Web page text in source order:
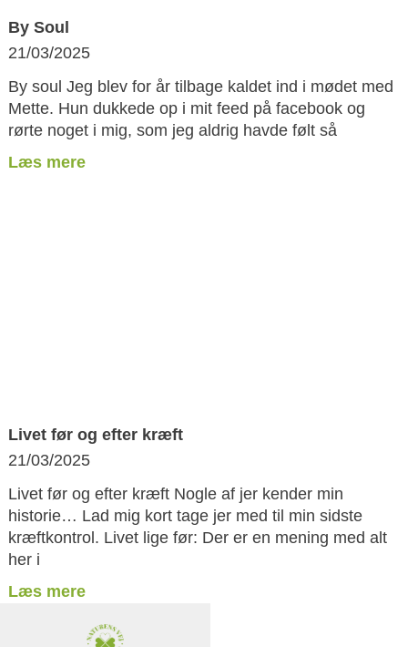
By Soul
21/03/2025
By soul Jeg blev for år tilbage kaldet ind i mødet med
Mette. Hun dukkede op i mit feed på facebook og
rørte noget i mig, som jeg aldrig havde følt så
Læs mere
Livet før og efter kræft
21/03/2025
Livet før og efter kræft Nogle af jer kender min
historie… Lad mig kort tage jer med til min sidste
kræftkontrol. Livet lige før: Der er en mening med alt
her i
Læs mere